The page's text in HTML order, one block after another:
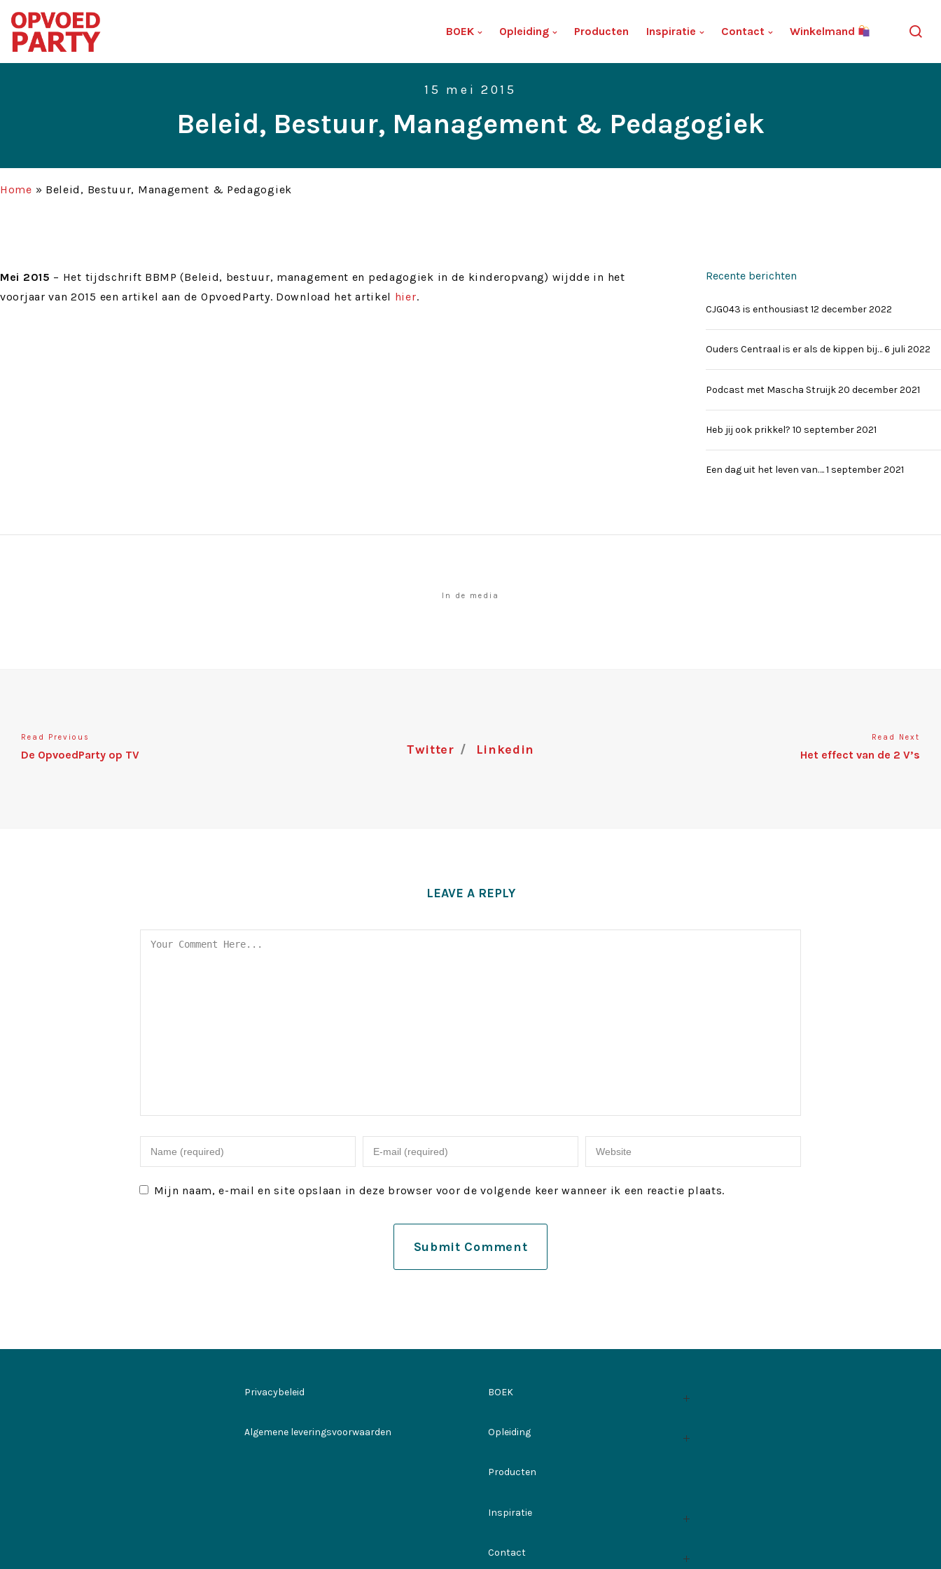
BOEK Opleiding Producten Inspiratie Contact Winkelmand
15 mei 2015
Beleid, Bestuur, Management & Pedagogiek
Home » Beleid, Bestuur, Management & Pedagogiek
Mei 2015 – Het tijdschrift BBMP (Beleid, bestuur, management en pedagogiek in de kinderopvang) wijdde in het
voorjaar van 2015 een artikel aan de OpvoedParty. Download het artikel hier.
Recente berichten
CJG043 is enthousiast12 december 2022
Ouders Centraal is er als de kippen bij…6 juli 2022
Podcast met Mascha Struijk20 december 2021
Heb jij ook prikkel? 10 september 2021
Een dag uit het leven van….1 september 2021
In de media
Read Previous
De OpvoedParty op TV Twitter Linkedin
Read Next
Het effect van de 2 V’s
LEAVE A REPLY
Mijn naam, e-mail en site opslaan in deze browser voor de volgende keer wanneer ik een reactie plaats.
Privacybeleid
Algemene leveringsvoorwaarden
BOEK
Opleiding
Producten
Inspiratie
Contact